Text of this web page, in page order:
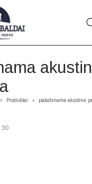
> Produktai > pakabinama akustinė
30